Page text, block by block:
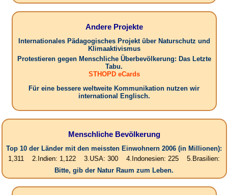
Andere Projekte
Internationales Pädagogisches Projekt über Naturschutz und
Klimaaktivismus
Protestieren gegen Menschliche Überbevölkerung: Das Letzte
Tabu.
STHOPD eCards
Für eine bessere weltweite Kommunikation nutzen wir
international Englisch.
Menschliche Bevölkerung
Top 10 der Länder mit den meissten Einwohnern 2006 (in Millionen):
2.Indien: 1,122 3.USA: 300 4.Indonesien: 225 5.Brasilien: 187
Bitte, gib der Natur Raum zum Leben.